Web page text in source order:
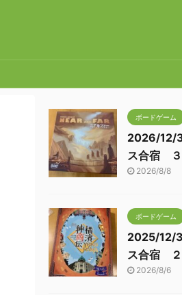
ボードゲーム
2026/12/
ス合宿 ３
2026/8/8
ボードゲーム
2025/12/
ス合宿 ２
2026/8/6